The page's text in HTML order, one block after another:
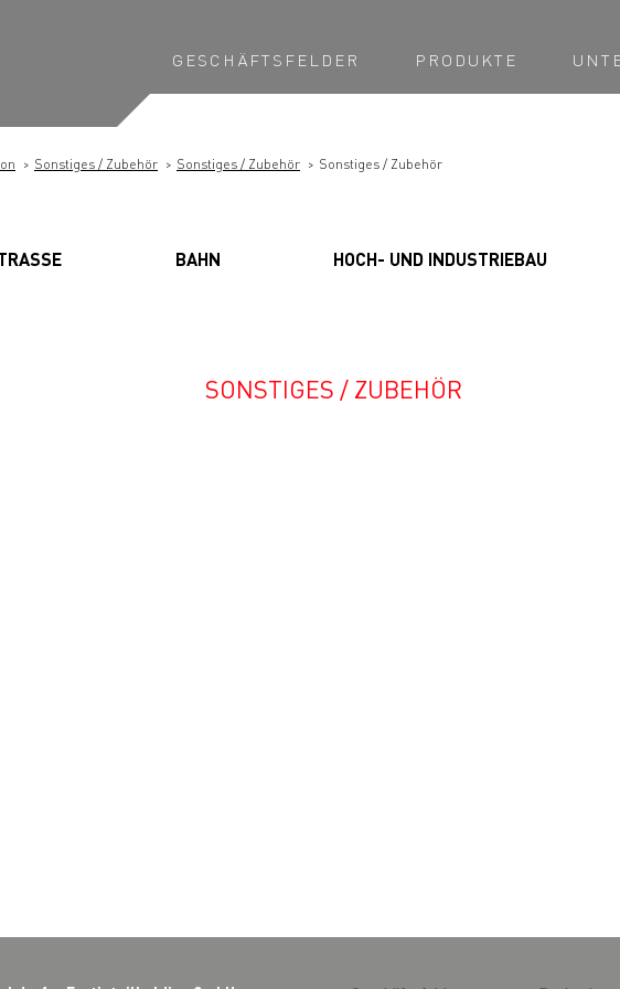
GESCHÄFTSFELDER PRODUKTE
Sonstiges / Zubehör Sonstiges / Zubehör Sonstiges / Zubehör
BAHN HOCH- UND INDUSTRIEBAU
SONSTIGES / ZUBEHÖR